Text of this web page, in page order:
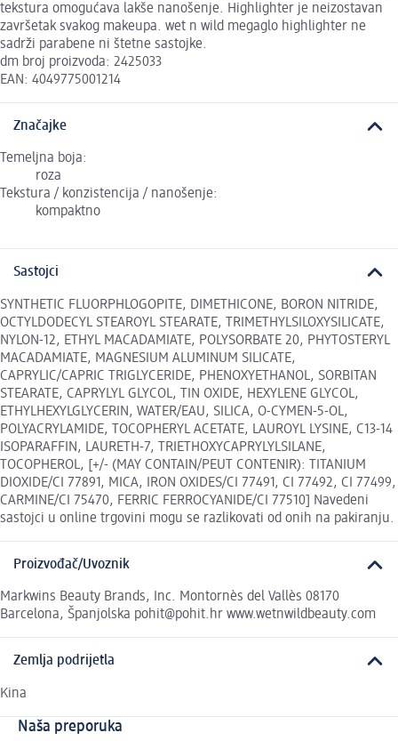
tekstura omogućava lakše nanošenje. Highlighter je neizostavan
završetak svakog makeupa. wet n wild megaglo highlighter ne
sadrži parabene ni štetne sastojke.
dm broj proizvoda: 2425033
EAN: 4049775001214
Značajke
Temeljna boja:
roza
Tekstura / konzistencija / nanošenje:
kompaktno
Sastojci
SYNTHETIC FLUORPHLOGOPITE, DIMETHICONE, BORON NITRIDE,
OCTYLDODECYL STEAROYL STEARATE, TRIMETHYLSILOXYSILICATE,
NYLON-12, ETHYL MACADAMIATE, POLYSORBATE 20, PHYTOSTERYL
MACADAMIATE, MAGNESIUM ALUMINUM SILICATE,
CAPRYLIC/CAPRIC TRIGLYCERIDE, PHENOXYETHANOL, SORBITAN
STEARATE, CAPRYLYL GLYCOL, TIN OXIDE, HEXYLENE GLYCOL,
ETHYLHEXYLGLYCERIN, WATER/EAU, SILICA, O-CYMEN-5-OL,
POLYACRYLAMIDE, TOCOPHERYL ACETATE, LAUROYL LYSINE, C13-14
ISOPARAFFIN, LAURETH-7, TRIETHOXYCAPRYLYLSILANE,
TOCOPHEROL, [+/- (MAY CONTAIN/PEUT CONTENIR): TITANIUM
DIOXIDE/CI 77891, MICA, IRON OXIDES/CI 77491, CI 77492, CI 77499,
CARMINE/CI 75470, FERRIC FERROCYANIDE/CI 77510] Navedeni
sastojci u online trgovini mogu se razlikovati od onih na pakiranju.
Proizvođač/Uvoznik
Markwins Beauty Brands, Inc. Montornès del Vallès 08170
Barcelona, Španjolska pohit@pohit.hr www.wetnwildbeauty.com
Zemlja podrijetla
Kina
Naša preporuka